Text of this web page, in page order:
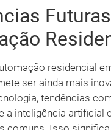
residencial
ser ainda mais
tendências
a inteligência artificial